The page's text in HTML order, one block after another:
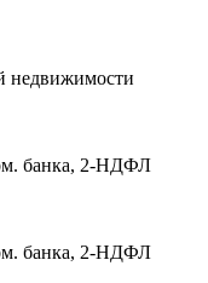
недвижимости
банка, 2-НДФЛ
банка, 2-НДФЛ